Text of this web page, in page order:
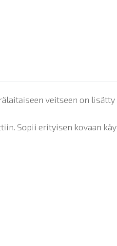
veitseen on
Sopii erityisen kovaan